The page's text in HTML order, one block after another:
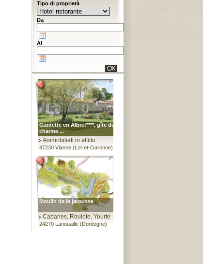
Tipo di proprietà
Da
Al
Gardette en Albret****, gîte de
charme ...
Ammobiliati in affitto
47230 Vianne (Lot-et-Garonne)
Moulin de la jarousse
Cabanes, Roulote, Yourte
24270 Lanouaille (Dordogne)